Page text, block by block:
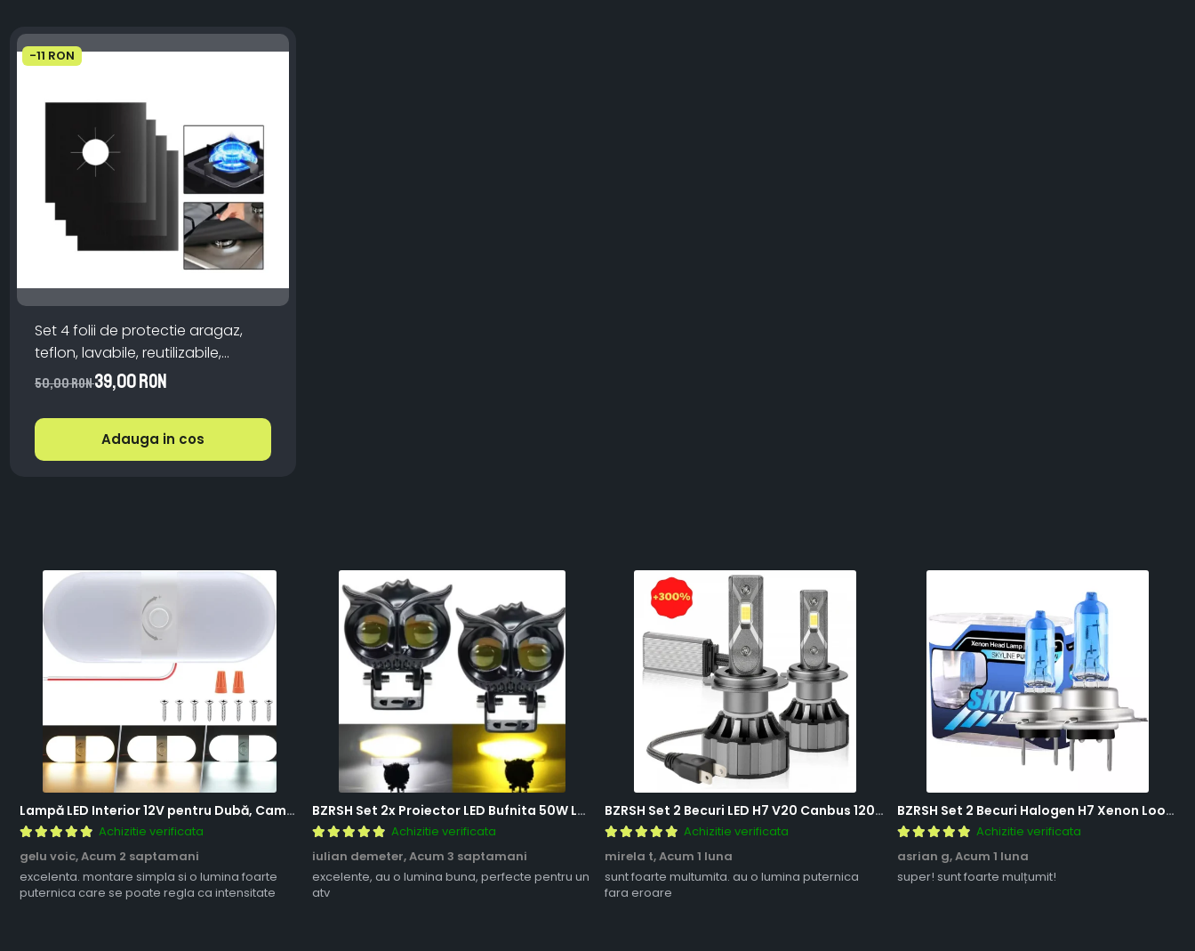
-11 RON
Set 4 folii de protectie aragaz,
teflon, lavabile, reutilizabile,
Negru/Gri
50,00 RON39,00 RON
Adauga in cos
Lampă LED Interior 12V pentru Dubă, Camper și Rulotă - 180LED, 33 cm, 3 Temperaturii de Culoare, Intensitate Reglabilă, Iluminare Compartiment Marfă
Achizitie verificata
gelu voic,Acum 2 saptamani
excelenta. montare simpla si o lumina foarte
puternica care se poate regla ca intensitate
BZRSH Set 2x Proiector LED Bufnita 50W Lupa 2 Faze Alb-Galben 12-24V Moto ATV
Achizitie verificata
iulian demeter,Acum 3 saptamani
excelente, au o lumina buna, perfecte pentru un
atv
BZRSH Set 2 Becuri LED H7 V20 Canbus 120W 12000 Lumeni Alb Rece 6000K Fara Eroare
Achizitie verificata
mirela t,Acum 1 luna
sunt foarte multumita. au o lumina puternica
fara eroare
BZRSH Set 2 Becuri Halogen H7 Xenon Look 12V 55W 5000K Lumina Alba
Achizitie verificata
asrian g,Acum 1 luna
super! sunt foarte mulțumit!